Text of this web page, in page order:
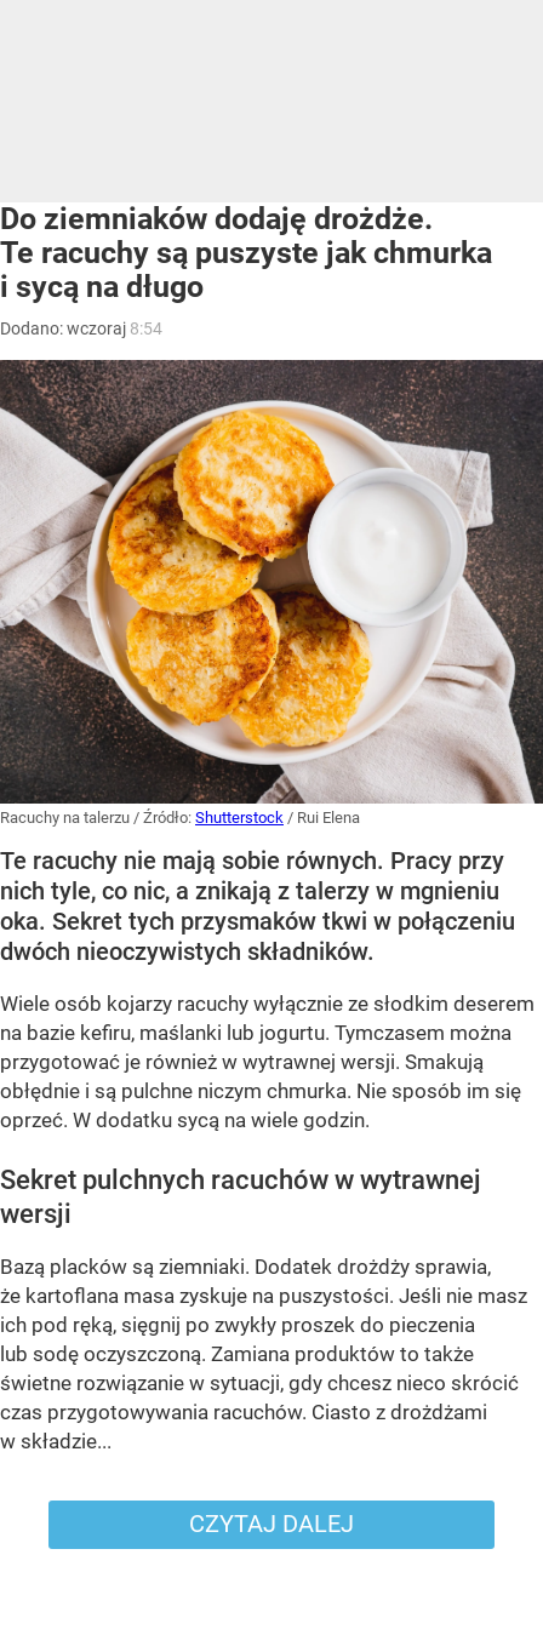
Do ziemniaków dodaję drożdże.
Te racuchy są puszyste jak chmurka
i sycą na długo
Dodano:wczoraj 8:54
Racuchy na talerzu / Źródło: Shutterstock / Rui Elena
Te racuchy nie mają sobie równych. Pracy przy
nich tyle, co nic, a znikają z talerzy w mgnieniu
oka. Sekret tych przysmaków tkwi w połączeniu
dwóch nieoczywistych składników.
Wiele osób kojarzy racuchy wyłącznie ze słodkim deserem
na bazie kefiru, maślanki lub jogurtu. Tymczasem można
przygotować je również w wytrawnej wersji. Smakują
obłędnie i są pulchne niczym chmurka. Nie sposób im się
oprzeć. W dodatku sycą na wiele godzin.
Sekret pulchnych racuchów w wytrawnej
wersji
Bazą placków są ziemniaki. Dodatek drożdży sprawia,
że kartoflana masa zyskuje na puszystości. Jeśli nie masz
ich pod ręką, sięgnij po zwykły proszek do pieczenia
lub sodę oczyszczoną. Zamiana produktów to także
świetne rozwiązanie w sytuacji, gdy chcesz nieco skrócić
czas przygotowywania racuchów. Ciasto z drożdżami
w składzie...
CZYTAJ DALEJ